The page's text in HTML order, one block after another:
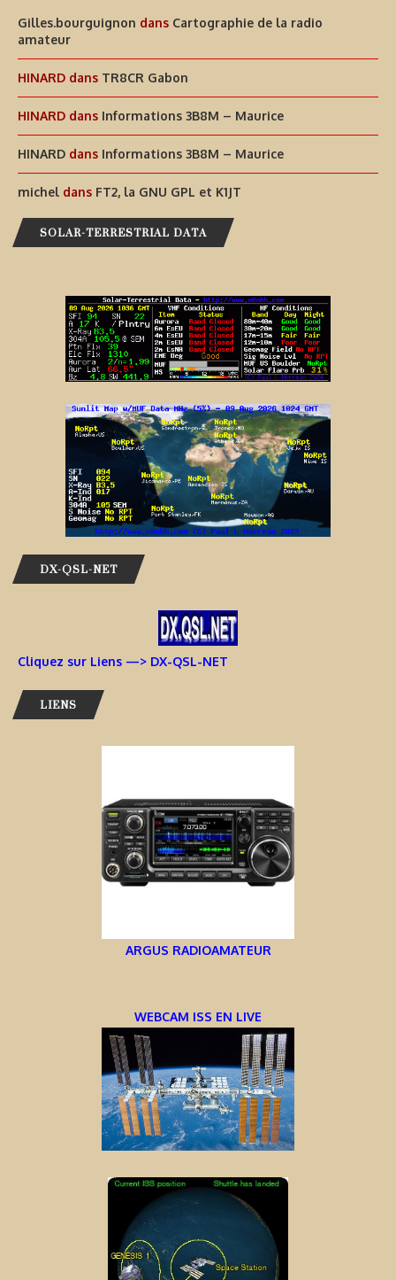
Gilles.bourguignon dans Cartographie de la radio
amateur
HINARD dans TR8CR Gabon
HINARD dans Informations 3B8M – Maurice
HINARD dans Informations 3B8M – Maurice
michel dans FT2, la GNU GPL et K1JT
SOLAR-TERRESTRIAL DATA
DX-QSL-NET
Cliquez sur Liens —> DX-QSL-NET
LIENS
ARGUS RADIOAMATEUR
WEBCAM ISS EN LIVE